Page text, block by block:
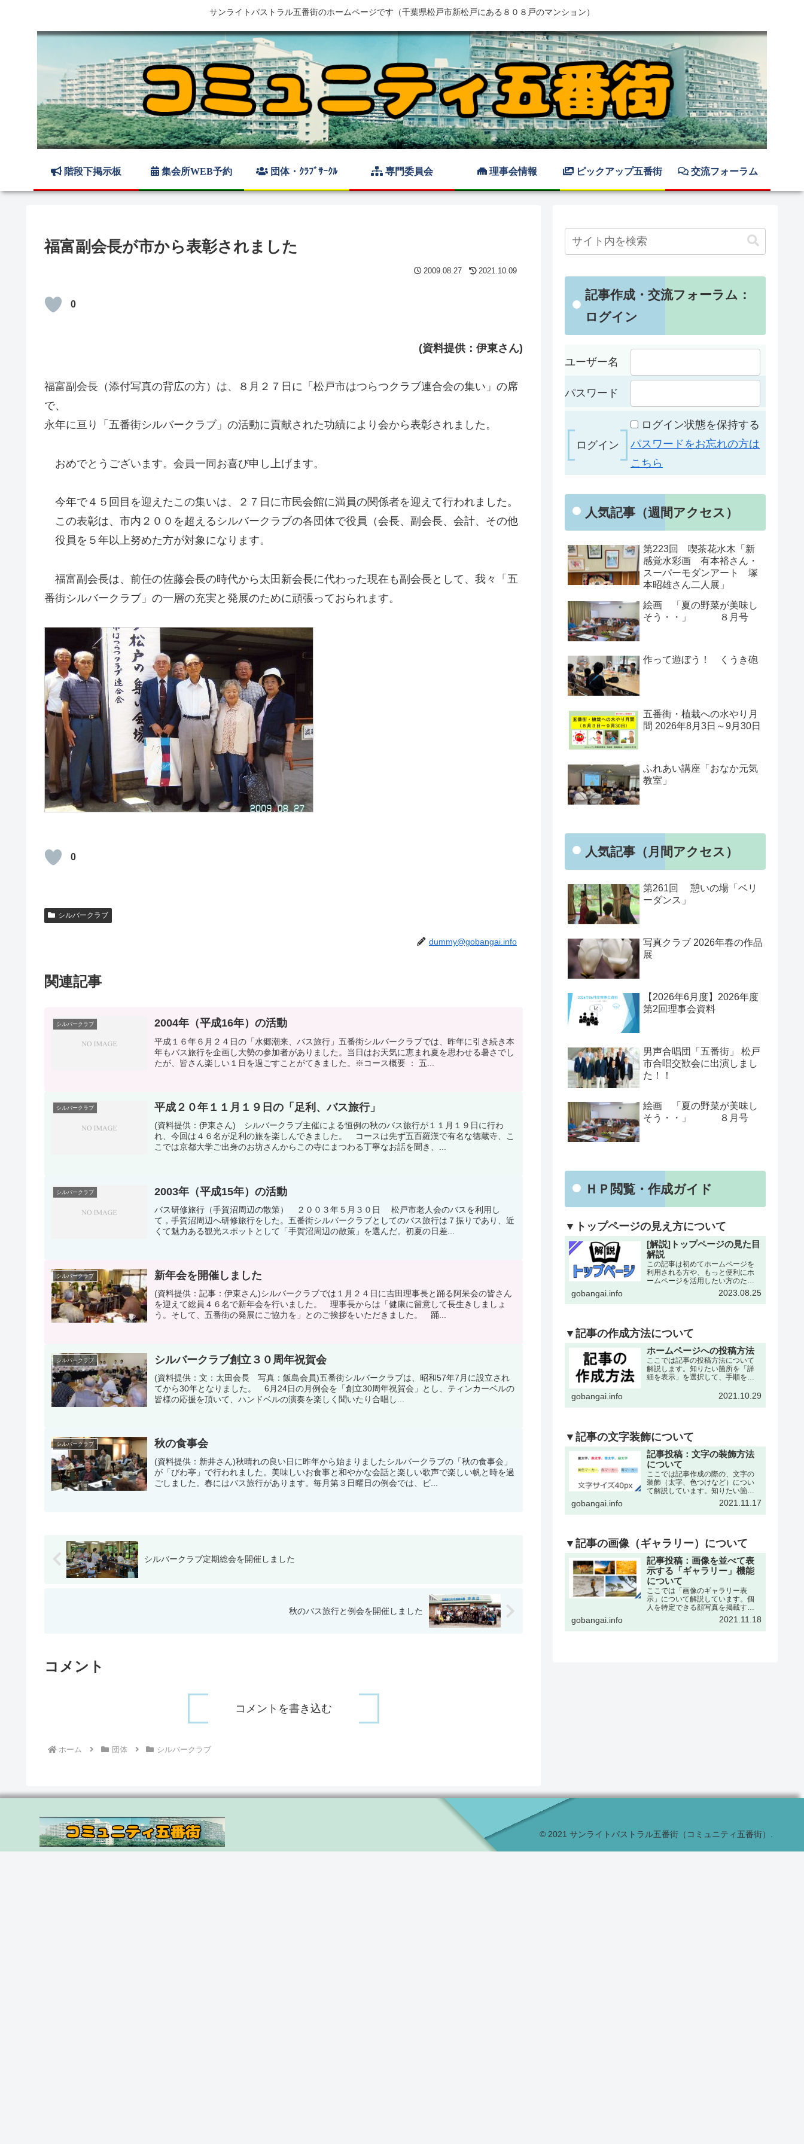
サンライトパストラル五番街のホームページです（千葉県松戸市新松戸にある８０８戸のマンション）
階段下掲示板 集会所WEB予約 団体・ｸﾗﾌﾞｻｰｸﾙ 専門委員会 理事会情報 ピックアップ五番街 交流フォーラム
福富副会長が市から表彰されました
2009.08.27 2021.10.09
0
(資料提供：伊東さん)
福富副会長（添付写真の背広の方）は、８月２７日に「松戸市はつらつクラブ連合会の集い」の席
で、
永年に亘り「五番街シルバークラブ」の活動に貢献された功績により会から表彰されました。
おめでとうございます。会員一同お喜び申し上げます。
今年で４５回目を迎えたこの集いは、２７日に市民会館に満員の関係者を迎えて行われました。
この表彰は、市内２００を超えるシルバークラブの各団体で役員（会長、副会長、会計、その他
役員を５年以上努めた方が対象になります。
福富副会長は、前任の佐藤会長の時代から太田新会長に代わった現在も副会長として、我々「五
番街シルバークラブ」の一層の充実と発展のために頑張っておられます。
0
シルバークラブ
dummy@gobangai.info
関連記事
シルバークラブ 2004年（平成16年）の活動
平成１６年６月２４日の「水郷潮来、バス旅行」五番街シルバークラブでは、昨年に引き続き本
年もバス旅行を企画し大勢の参加者がありました。当日はお天気に恵まれ夏を思わせる暑さでし
たが、皆さん楽しい１日を過ごすことがてきました。※コース概要 ： 五...
シルバークラブ 平成２０年１１月１９日の「足利、バス旅行」
(資料提供：伊東さん) シルバークラブ主催による恒例の秋のバス旅行が１１月１９日に行わ
れ、今回は４６名が足利の旅を楽しんできました。 コースは先ず五百羅漢で有名な徳蔵寺、こ
こでは京都大学ご出身のお坊さんからこの寺にまつわる丁寧なお話を聞き、...
シルバークラブ 2003年（平成15年）の活動
バス研修旅行（手賀沼周辺の散策） ２００３年５月３０日 松戸市老人会のバスを利用し
て，手賀沼周辺へ研修旅行をした。五番街シルバークラブとしてのバス旅行は７振りであり、近
くて魅力ある観光スポットとして「手賀沼周辺の散策」を選んだ。初夏の日差...
シルバークラブ 新年会を開催しました
(資料提供：記事：伊東さん)シルバークラブでは１月２４日に吉田理事長と踊る阿呆会の皆さん
を迎えて総員４６名で新年会を行いました。 理事長からは「健康に留意して長生きしましょ
う。そして、五番街の発展にご協力を」とのご挨拶をいただきました。 踊...
シルバークラブ シルバークラブ創立３０周年祝賀会
(資料提供：文：太田会長 写真：飯島会員)五番街シルバークラブは、昭和57年7月に設立され
てから30年となりました。 6月24日の月例会を「創立30周年祝賀会」とし、ティンカーベルの
皆様の応援を頂いて、ハンドベルの演奏を楽しく聞いたり合唱し...
シルバークラブ 秋の食事会
(資料提供：新井さん)秋晴れの良い日に昨年から始まりましたシルバークラブの「秋の食事会」
が「びわ亭」で行われました。美味しいお食事と和やかな会話と楽しい歌声で楽しい帆と時を過
ごしました。春にはバス旅行があります。毎月第３日曜日の例会では、ビ...
シルバークラブ定期総会を開催しました
秋のバス旅行と例会を開催しました
コメント
コメントを書き込む
ホーム 団体 シルバークラブ
記事作成・交流フォーラム：
ログイン
ユーザー名
パスワード
ログイン状態を保持する
パスワードをお忘れの方は
こちら
人気記事（週間アクセス）
第223回 喫茶花水木「新
感覚水彩画 有本裕さん・
スーパーモダンアート 塚
本昭雄さん二人展」
絵画 「夏の野菜が美味し
そう・・」 ８月号
作って遊ぼう！ くうき砲
五番街・植栽への水やり月
間 2026年8月3日～9月30日
ふれあい講座「おなか元気
教室」
人気記事（月間アクセス）
第261回 憩いの場「ベリ
ーダンス」
写真クラブ 2026年春の作品
展
【2026年6月度】2026年度
第2回理事会資料
男声合唱団「五番街」 松戸
市合唱交歓会に出演しまし
た！！
絵画 「夏の野菜が美味し
そう・・」 ８月号
ＨＰ閲覧・作成ガイド
▼トップページの見え方について
[解説]トップページの見た目
解説
この記事は初めてホームページを
利用される方や、もっと便利にホ
ームページを活用したい方のため
にトップページの各所について改
めて解説した記事となります。改
めて確認することで今まで利用し
振…
gobangai.info 2023.08.25
▼記事の作成方法について
ホームページへの投稿方法
ここでは記事の投稿方法について
解説します。知りたい箇所を「詳
細を表示」を選択して、手順を確
各々の委員会・団体・クラブサー
gobangai.info 2021.10.29
▼記事の文字装飾について
記事投稿：文字の装飾方法
について
ここでは記事作成の際の、文字の
装飾（太字、色つけなど）につい
て解説しています。知りたい箇所
を「詳細を表示」を選択して、手
順を確認して下さい。※記事の作
成・編集などの基本操作は下記の
い…
gobangai.info 2021.11.17
▼記事の画像（ギャラリー）について
記事投稿：画像を並べて表
示する「ギャラリー」機能
について
ここでは「画像のギャラリー表
示」について解説しています。個
人を特定できる顔写真を掲載する
場合、被撮影者ご本人の了解をい
ただくか、または顔をぼかすなど
個人が特定できない加工を行うこ
gobangai.info 2021.11.18
© 2021 サンライトパストラル五番街（コミュニティ五番街）.